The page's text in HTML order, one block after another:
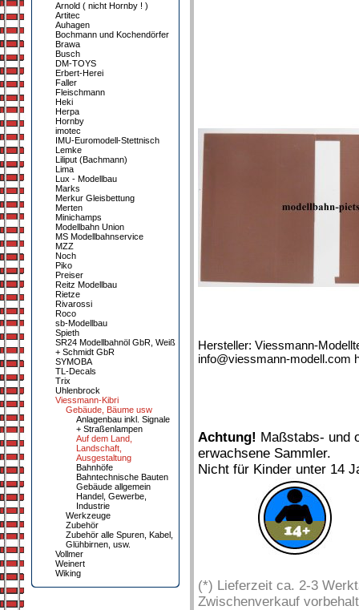
Arnold ( nicht Hornby ! )
Artitec
Auhagen
Bochmann und Kochendörfer
Brawa
Busch
DM-TOYS
Erbert-Herei
Faller
Fleischmann
Heki
Herpa
Hornby
imotec
IMU-Euromodell-Stettnisch
Lemke
Liliput (Bachmann)
Lima
Lux - Modellbau
Marks
Merkur Gleisbettung
Merten
Minichamps
Modellbahn Union
MS Modellbahnservice
MZZ
Noch
Piko
Preiser
Reitz Modellbau
Rietze
Rivarossi
Roco
sb-Modellbau
Spieth
SR24 Modellbahnöl GbR, Weiß
+ Schmidt GbR
SYMOBA
TL-Decals
Trix
Uhlenbrock
Viessmann-Kibri
Gebäude, Bäume usw
Anlagenbau inkl. Signale
+ Straßenlampen
Auf dem Land,
Landschaft,
Ausgestaltung
Bahnhöfe
Bahntechnische Bauten
Gebäude allgemein
Handel, Gewerbe,
Industrie
Werkzeuge
Zubehör
Zubehör alle Spuren, Kabel,
Glühbirnen, usw.
Vollmer
Weinert
Wiking
Hersteller: Viessmann-
info@viessmann-modell.com
Achtung! Maßstabs- und
erwachsene Sammler.
Nicht für Kinder unter 14
(*) Lieferzeit ca. 2-3
Zwischenverkauf